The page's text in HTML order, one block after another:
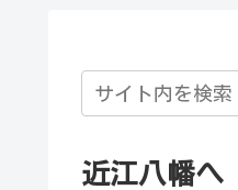
近江八幡へ